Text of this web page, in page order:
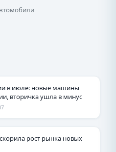
в июле: новые машины
вторичка ушла в минус
рост рынка новых